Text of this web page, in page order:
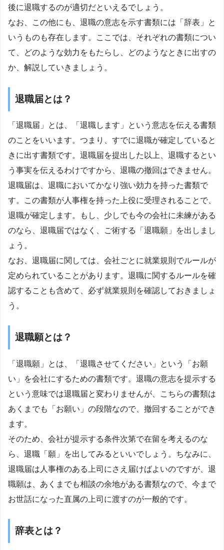
後に退職するのが適切だといえるでしょう。
なお、この他にも、退職の意志を示す書類には「辞表」と
いうものも存在します。ここでは、それぞれの書類につい
て、どのような効力をもたらし、どのようなときに出すの
か、解説していきましょう。
退職届とは？
「退職届」とは、「退職します」という意志を伝える書類
のことをいいます。つまり、すでに退職が確定していると
きに出す書類です。退職届を提出した以上、退職するとい
う事実を伝えるわけですから、退職の撤回はできません。
退職届は、退職においてかなり強い効力を持った書類で
す。この書類が人事権を持った上役に受理されることで、
退職が確定します。もし、少しでも今の会社に未練がある
のなら、退職届ではなく、ご術する「退職願」を出しまし
ょう。
なお、退職届に関しては、会社ごとに就業規則でルールが
定められていることがあります。退職に関するルールを確
認することも含めて、必ず就業規則を確認しておきましょ
う。
退職願とは？
「退職願」とは、「退職させてください」という「お願
い」を会社にするための書類です。退職の意志を提示する
という意味では退職届と変わりませんが、こちらの書類は
あくまでも「お願い」の段階なので、撤回することができ
ます。
そのため、会社が提示する条件次第で在留を考えるのな
ら、退職「願」を出してみるといいでしょう。ちなみに、
退職届は人事権のある上司にさえ届けばよいのですが、退
職願は、あくまでも相談の余地がある書類なので、今まで
お世話になった直属の上司に渡すのが一般的です。
辞表とは？